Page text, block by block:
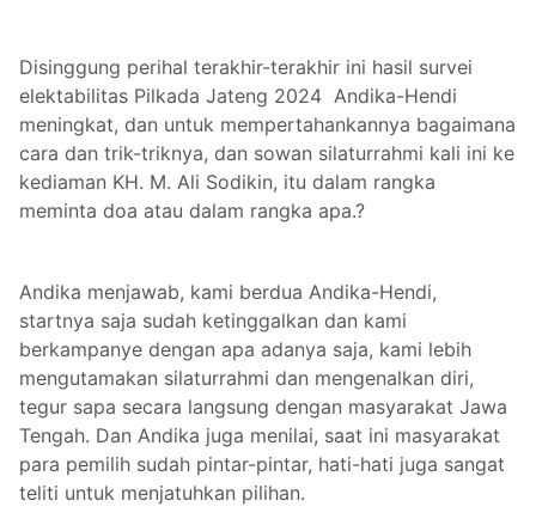
Disinggung perihal terakhir-terakhir ini hasil survei
elektabilitas Pilkada Jateng 2024 Andika-Hendi
meningkat, dan untuk mempertahankannya bagaimana
cara dan trik-triknya, dan sowan silaturrahmi kali ini ke
kediaman KH. M. Ali Sodikin, itu dalam rangka
meminta doa atau dalam rangka apa.?
Andika menjawab, kami berdua Andika-Hendi,
startnya saja sudah ketinggalkan dan kami
berkampanye dengan apa adanya saja, kami lebih
mengutamakan silaturrahmi dan mengenalkan diri,
tegur sapa secara langsung dengan masyarakat Jawa
Tengah. Dan Andika juga menilai, saat ini masyarakat
para pemilih sudah pintar-pintar, hati-hati juga sangat
teliti untuk menjatuhkan pilihan.